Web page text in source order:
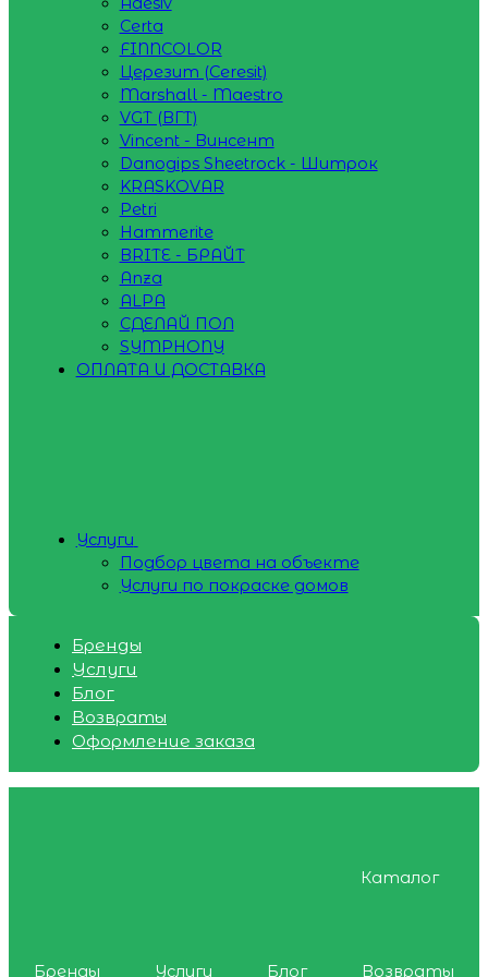
Certa
FINNCOLOR
Церезит (Ceresit)
Marshall - Maestro
VGT (ВГТ)
Vincent - Винсент
Danogips Sheetrock - Шитрок
KRASKOVAR
Petri
Hammerite
BRITE - БРАЙТ
Anza
ALPA
СДЕЛАЙ ПОЛ
SYMPHONY
ОПЛАТА И ДОСТАВКА
Услуги
Подбор цвета на объекте
Услуги по покраске домов
Бренды
Услуги
Блог
Возвраты
Оформление заказа
Каталог
Бренды Услуги Блог
Возвраты